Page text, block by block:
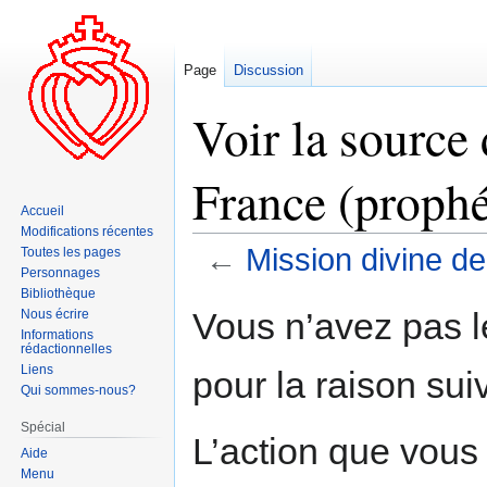
Voir la
France
← Mission divine
à
navigation
à
recherche
Vous n’avez pas
pour la raison
L’action que
Page Discussion
Accueil
Modifications récentes
Toutes les pages
Personnages
Bibliothèque
Nous écrire
Informations
rédactionnelles
Liens
Qui sommes-nous?
Spécial
Aide
Menu